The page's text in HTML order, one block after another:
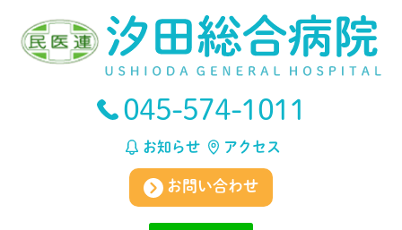
045-574-1011
お知らせ アクセス
お問い合わせ